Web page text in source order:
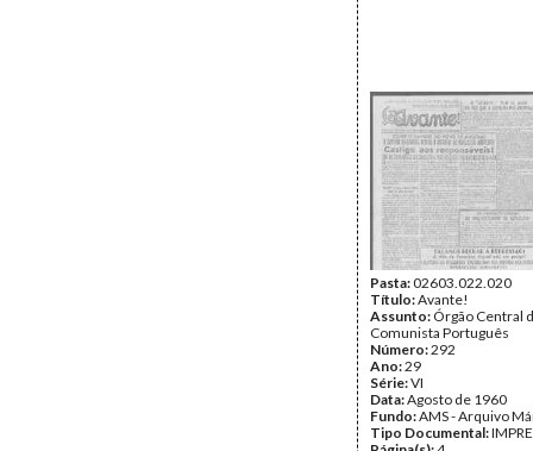
Pasta:02603.022.020
Título:Avante!
Assunto: Órgão Central
Comunista Português
Número:292
Ano:29
Série:VI
Data:Agosto de 1960
Fundo:AMS - Arquivo
Tipo Documental: